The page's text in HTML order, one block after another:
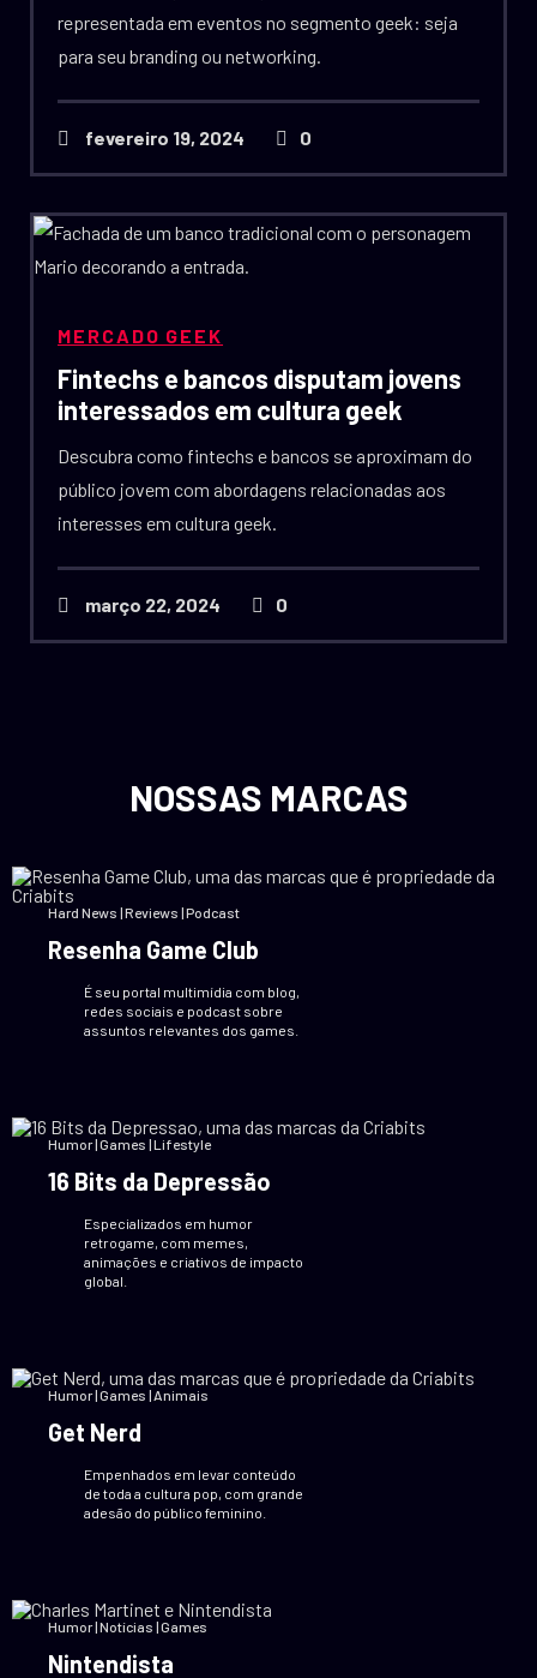
representada em eventos no segmento geek: seja
para seu branding ou networking.
fevereiro 19, 2024 0
MERCADO GEEK
Fintechs e bancos disputam jovens
interessados em cultura geek
Descubra como fintechs e bancos se aproximam do
público jovem com abordagens relacionadas aos
interesses em cultura geek.
março 22, 2024 0
NOSSAS MARCAS
Hard News | Reviews | Podcast
Resenha Game Club
É seu portal multimídia com blog,
redes sociais e podcast sobre
assuntos relevantes dos games.
Humor | Games | Lifestyle
16 Bits da Depressão
Especializados em humor
retrogame, com memes,
animações e criativos de impacto
global.
Humor | Games | Animais
Get Nerd
Empenhados em levar conteúdo
de toda a cultura pop, com grande
adesão do público feminino.
Humor | Notícias | Games
Nintendista